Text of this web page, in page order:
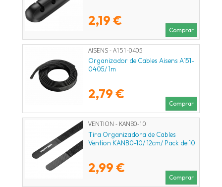
2,19 €
Comprar
AISENS - A151-0405
Organizador de Cables Aisens A151-
0405/ 1m
2,79 €
Comprar
VENTION - KANB0-10
Tira Organizadora de Cables
Vention KANB0-10/ 12cm/ Pack de 10
2,99 €
Comprar